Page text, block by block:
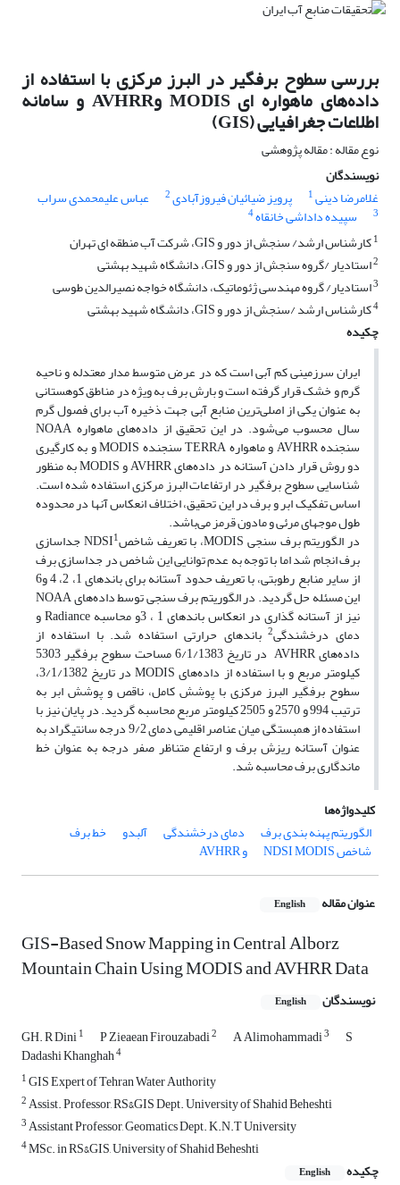
بررسی سطوح برفگیر در البرز مرکزی با استفاده از
داده‌های ماهواره ای MODIS وAVHRR و سامانه
اطلاعات جغرافیایی (GIS)
نوع مقاله : مقاله پژوهشی
نویسندگان
غلامرضا دینی1 پرویز ضیائیان فیروزآبادی2 عباس علیمحمدی سراب
3 سپیده داداشی خانقاه4
1کارشناس ارشد/ سنجش از دور و GIS، شرکت آب منطقه ای تهران
2استادیار /گروه سنجش از دور و GIS، دانشگاه شهید بهشتی
3استادیار/ گروه مهندسی ژئوماتیک، دانشگاه خواجه نصیرالدین طوسی
4کارشناس ارشد /سنجش از دور و GIS، دانشگاه شهید بهشتی
چکیده
ایران سرزمینی کم آبی است که در عرض متوسط مدار معتدله و ناحیه
گرم و خشک قرار گرفته است و بارش برف به ویژه در مناطق کوهستانی
به عنوان یکی از اصلی‌ترین منابع آبی جهت ذخیره آب برای فصول گرم
سال محسوب می‌شود. در این تحقیق از داده‌های ماهواره NOAA
سنجنده AVHRR و ماهواره TERRA سنجنده MODIS و به کارگیری
دو روش قرار دادن آستانه در داده‌های AVHRR و MODIS به منظور
شناسایی سطوح برفگیر در ارتفاعات البرز مرکزی استفاده شده است.
اساس تفکیک ابر و برف در این تحقیق، اختلاف انعکاس آنها در محدوده
طول موجهای مرئی و مادون قرمز می‌باشد.
در الگوریتم برف سنجی MODIS، با تعریف شاخصNDSI 1 جداسازی
برف انجام شد اما با توجه به عدم توانایی این شاخص در جداسازی برف
از سایر منابع رطوبتی، با تعریف حدود آستانه برای باندهای 1، 2، 4 و6
این مسئله حل ‌گردید. در الگوریتم برف سنجی توسط داده‌های NOAA
نیز از آستانه گذاری در انعکاس باندهای 1 ، 3و محاسبه Radiance و
دمای درخشندگی2باندهای حرارتی استفاده ‌شد. با استفاده از
داده‌های AVHRR در تاریخ 6/1/1383 مساحت سطوح برفگیر 5303
کیلومتر مربع و با استفاده از داده‌های MODIS در تاریخ 3/1/1382،
سطوح برفگیر البرز مرکزی با پوشش کامل، ناقص و پوشش ابر به
ترتیب 994 و 2570 و 2505 کیلومتر مربع محاسبه گردید. در پایان نیز با
استفاده از همبستگی میان عناصر اقلیمی دمای 9/2 درجه سانتیگراد به
عنوان آستانه ریزش برف و ارتفاع متناظر صفر درجه به عنوان خط
ماندگاری برف محاسبه شد.
کلیدواژه‌ها
الگوریتم پهنه بندی برف
دمای درخشندگی آلبدو خط برف
شاخص NDSIMODIS و AVHRR
عنوان مقاله English
GIS-Based Snow Mapping in Central Alborz
Mountain Chain Using MODIS and AVHRR Data
نویسندگان English
GH. R Dini1 P Zieaean Firouzabadi2 A Alimohammadi3 S
Dadashi Khanghah4
1GIS Expert of Tehran Water Authority
2Assist. Professor, RS&GIS Dept. University of Shahid Beheshti
3Assistant Professor, Geomatics Dept. K.N.T University
4MSc. in RS&GIS, University of Shahid Beheshti
چکیده
English